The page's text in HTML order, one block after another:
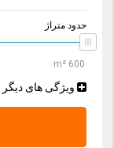
حدود متراژ
ویژگی های دیگر